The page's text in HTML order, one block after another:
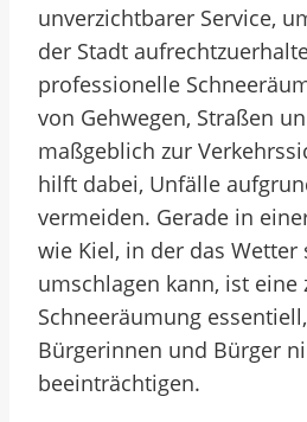
unverzichtbarer Service,
der Stadt
professionelle
von Gehwegen, Straßen
maßgeblich zur
hilft dabei, Unfälle
vermeiden. Gerade in
wie Kiel, in der das Wetter
umschlagen kann, ist eine
Schneeräumung
Bürgerinnen und Bürger
beeinträchtigen.